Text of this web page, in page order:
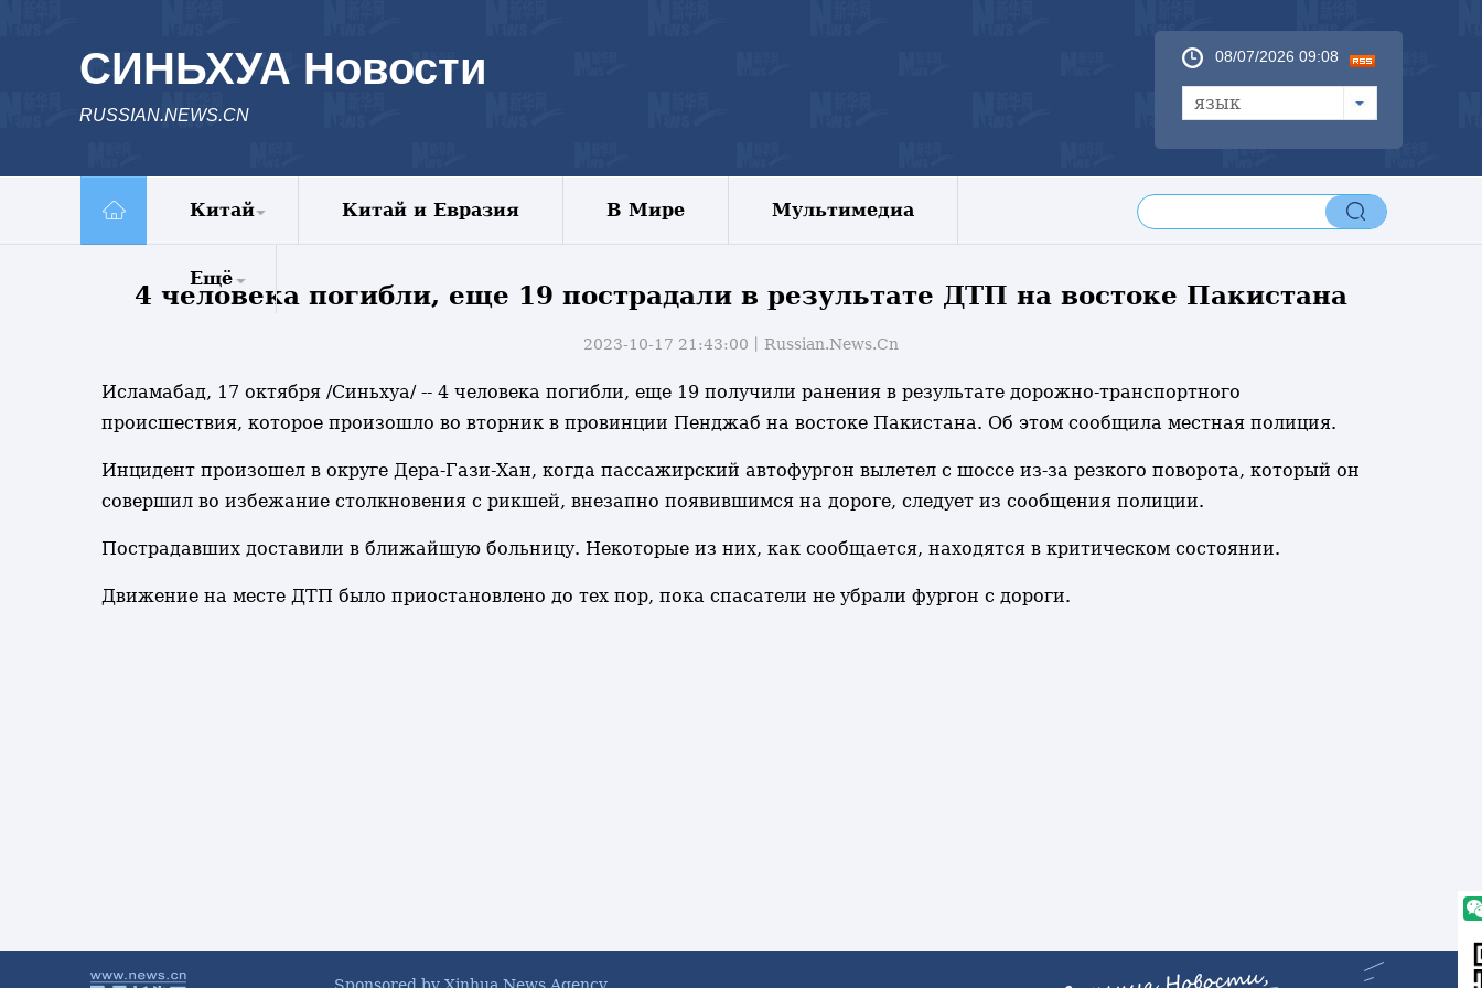
СИНЬХУА Новости
RUSSIAN.NEWS.CN
08/07/2026 09:08
язык
Китай
Экономика
Наука
Голос Китая
Китай и Евразия В Мире Мультимедиа
Ещё
Видео
Фото
4 человека погибли, еще 19 пострадали в результате ДТП на востоке Пакистана
2023-10-17 21:43:00丨 Russian.News.Cn
Исламабад, 17 октября /Синьхуа/ -- 4 человека погибли, еще 19 получили ранения в результате дорожно-транспортного
происшествия, которое произошло во вторник в провинции Пенджаб на востоке Пакистана. Об этом сообщила местная полиция.
Инцидент произошел в округе Дера-Гази-Хан, когда пассажирский автофургон вылетел с шоссе из-за резкого поворота, который он
совершил во избежание столкновения с рикшей, внезапно появившимся на дороге, следует из сообщения полиции.
Пострадавших доставили в ближайшую больницу. Некоторые из них, как сообщается, находятся в критическом состоянии.
Движение на месте ДТП было приостановлено до тех пор, пока спасатели не убрали фургон с дороги.